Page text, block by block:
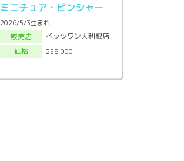
ミニチュア・ピンシャー
2026/5/3生まれ
販売店
ペッツワン大利根店
価格
258,000